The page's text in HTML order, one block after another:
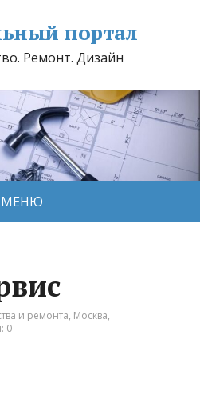
портал
Ремонт. Дизайн
МЕНЮ
и ремонта, Москва,
0